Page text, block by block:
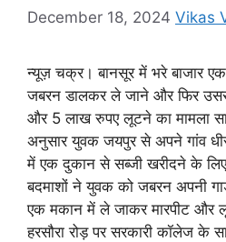
December 18, 2024 Vikas
न्यूज़ चक्र। बानसूर में भरे बाजार एक
जबरन डालकर ले जाने और फिर
और 5 लाख रुपए लूटने का मामला
अनुसार युवक जयपुर से अपने गांव
में एक दुकान से सब्जी खरीदने के
बदमाशों ने युवक को जबरन अपनी
एक मकान में ले जाकर मारपीट और
हरसौरा रोड़ पर सरकारी कॉलेज के